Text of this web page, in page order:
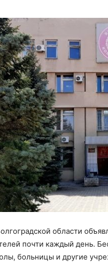
области
почти каждый день.
больницы и другие